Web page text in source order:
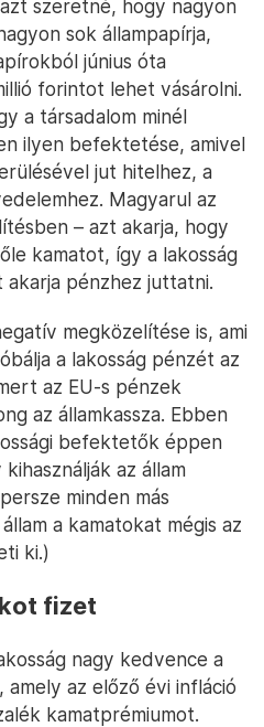
szeretné, hogy nagyon
sok állampapírja,
június óta
forintot lehet vásárolni.
a társadalom minél
ilyen befektetése, amivel
jut hitelhez, a
Magyarul az
– azt akarja, hogy
kamatot, így a lakosság
pénzhez juttatni.
megközelítése is, ami
a lakosság pénzét az
az EU-s pénzek
az államkassza. Ebben
befektetők éppen
az állam
minden más
a kamatokat mégis az
ki.)
fizet
nagy kedvence a
az előző évi infláció
kamatprémiumot.